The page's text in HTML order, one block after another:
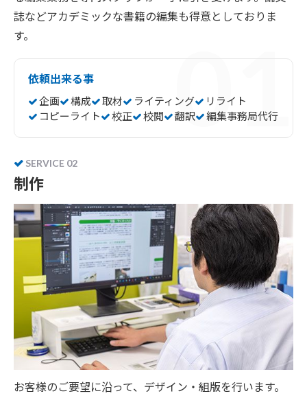
誌などアカデミックな書籍の編集も得意としておりま
す。
依頼出来る事
企画 構成 取材 ライティング
リライト
コピーライト
校正 校閲 翻訳 編集事務局代行
SERVICE 02
制作
お客様のご要望に沿って、デザイン・組版を行います。